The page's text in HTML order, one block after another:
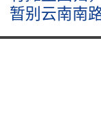
暂别云南南